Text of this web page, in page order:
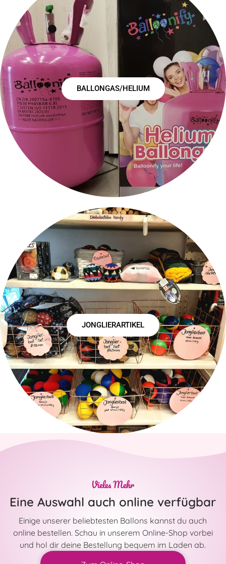
BALLONGAS/HELIUM
JONGLIERARTIKEL
Vieles Mehr
Eine Auswahl auch online verfügbar
Einige unserer beliebtesten Ballons kannst du auch
online bestellen. Schau in unserem Online-Shop vorbei
und hol dir deine Bestellung bequem im Laden ab.